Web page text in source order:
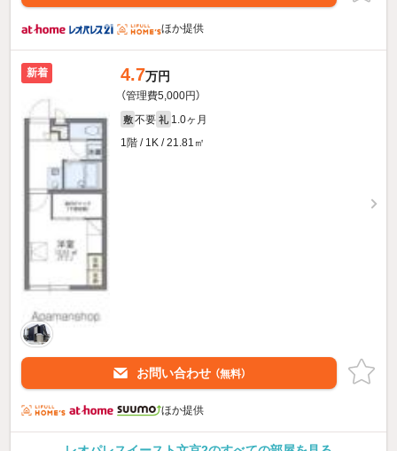
ほか提供
新着 4.7万円
（管理費5,000円）
敷 不要 礼 1.0ヶ月
1階 / 1K / 21.81㎡
お問い合わせ （無料）
ほか提供